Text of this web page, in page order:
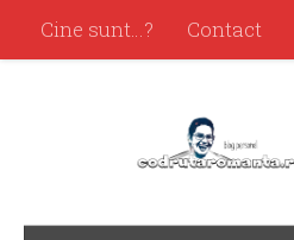
Cine sunt…? Contact